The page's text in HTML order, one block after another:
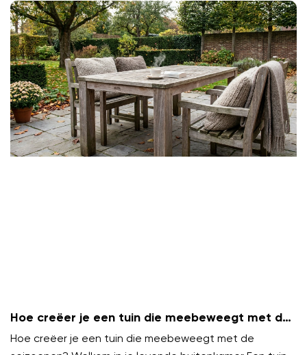
Hoe creëer je een tuin die meebeweegt met de
seizoenen?
Hoe creëer je een tuin die meebeweegt met de